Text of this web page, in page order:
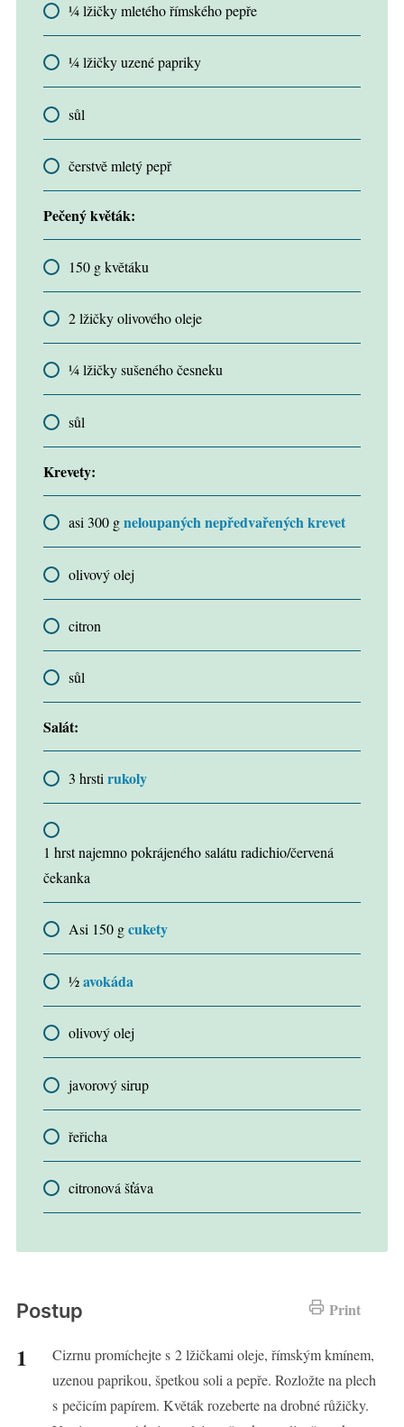
¼ lžičky mletého římského pepře
¼ lžičky uzené papriky
sůl
čerstvě mletý pepř
Pečený květák:
150 g květáku
2 lžičky olivového oleje
¼ lžičky sušeného česneku
sůl
Krevety:
asi 300 gneloupaných nepředvařených krevet
olivový olej
citron
sůl
Salát:
3 hrsti rukoly
1 hrst najemno pokrájeného salátu radichio/červená
čekanka
Asi 150 gcukety
½avokáda
olivový olej
javorový sirup
řeřicha
citronová šťáva
Print
Postup
Cizrnu promíchejte s 2 lžičkami oleje, římským kmínem,
uzenou paprikou, špetkou soli a pepře. Rozložte na plech
s pečicím papírem. Květák rozeberte na drobné růžičky.